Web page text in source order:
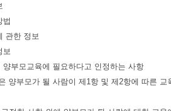
법
관한 정보
보
부모교육에 필요하다고 인정하는 사항
양부모가 될 사람이 제1항 및 제2항에 따른 교